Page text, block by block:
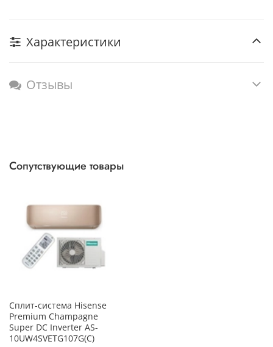
Характеристики
Отзывы
Сопутствующие товары
Сплит-система Hisense
Premium Champagne
Super DC Inverter AS-
10UW4SVETG107G(С)